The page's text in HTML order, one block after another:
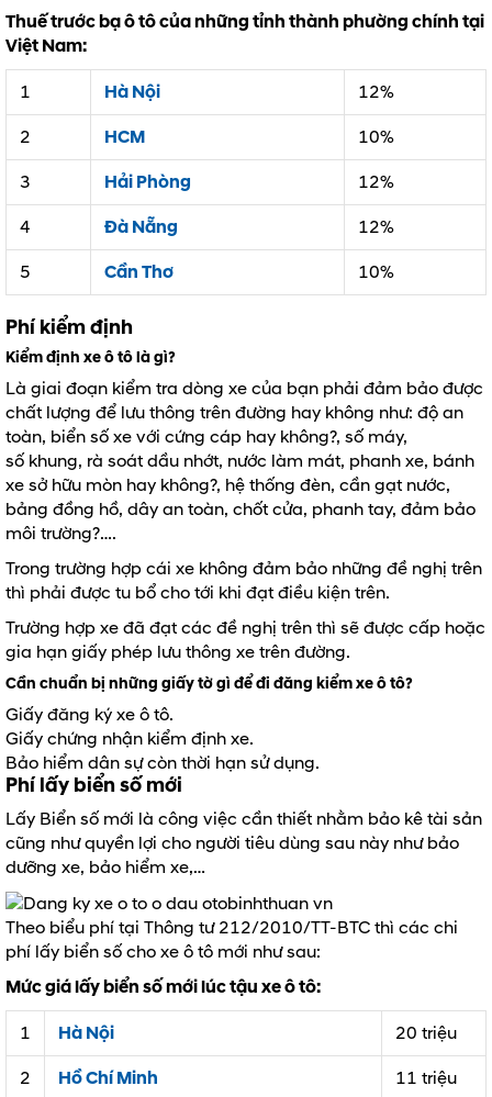
Thuế trước bạ ô tô của những tỉnh thành phường chính tại
Việt Nam:
1 Hà Nội 12%
2 HCM 10%
3 Hải Phòng 12%
4 Đà Nẵng 12%
5 Cần Thơ 10%
Phí kiểm định
Kiểm định xe ô tô là gì?
Là giai đoạn kiểm tra dòng xe của bạn phải đảm bảo được
chất lượng để lưu thông trên đường hay không như: độ an
toàn, biển số xe với cứng cáp hay không?, số máy,
số khung, rà soát dầu nhớt, nước làm mát, phanh xe, bánh
xe sở hữu mòn hay không?, hệ thống đèn, cần gạt nước,
bảng đồng hồ, dây an toàn, chốt cửa, phanh tay, đảm bảo
môi trường?….
Trong trường hợp cái xe không đảm bảo những đề nghị trên
thì phải được tu bổ cho tới khi đạt điều kiện trên.
Trường hợp xe đã đạt các đề nghị trên thì sẽ được cấp hoặc
gia hạn giấy phép lưu thông xe trên đường.
Cần chuẩn bị những giấy tờ gì để đi đăng kiểm xe ô tô?
Giấy đăng ký xe ô tô.
Giấy chứng nhận kiểm định xe.
Bảo hiểm dân sự còn thời hạn sử dụng.
Phí lấy biển số mới
Lấy Biển số mới là công việc cần thiết nhằm bảo kê tài sản
cũng như quyền lợi cho người tiêu dùng sau này như bảo
dưỡng xe, bảo hiểm xe,…
Theo biểu phí tại Thông tư 212/2010/TT-BTC thì các chi
phí lấy biển số cho xe ô tô mới như sau:
Mức giá lấy biển số mới lúc tậu xe ô tô:
1 Hà Nội 20 triệu
2 Hồ Chí Minh 11 triệu